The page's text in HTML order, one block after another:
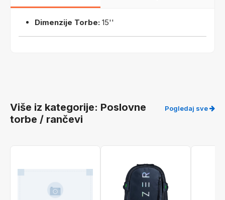
Dimenzije Torbe: 15''
Više iz kategorije: Poslovne
torbe / rančevi
Pogledaj sve